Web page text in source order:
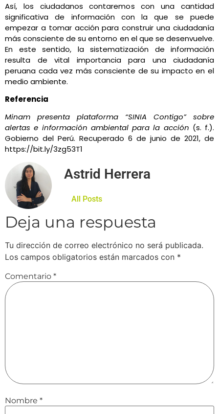
Así, los ciudadanos contaremos con una cantidad
significativa de información con la que se puede
empezar a tomar acción para construir una ciudadanía
más consciente de su entorno en el que se desenvuelve.
En este sentido, la sistematización de información
resulta de vital importancia para una ciudadanía
peruana cada vez más consciente de su impacto en el
medio ambiente.
Referencia
Minam presenta plataforma “SINIA Contigo” sobre
alertas e información ambiental para la acción (s. f.).
Gobierno del Perú. Recuperado 6 de junio de 2021, de
https://bit.ly/3zg53T1
Astrid Herrera
All Posts
Deja una respuesta
Tu dirección de correo electrónico no será publicada.
Los campos obligatorios están marcados con *
Comentario *
Nombre *